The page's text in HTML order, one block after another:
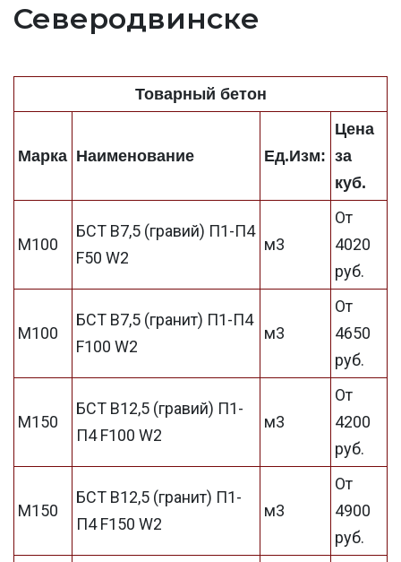
Северодвинске
Товарный бетон
Марка Наименование Ед.Изм:
Цена
за
куб.
М100
БСТ В7,5 (гравий) П1-П4
F50 W2
м3
От
4020
руб.
М100
БСТ В7,5 (гранит) П1-П4
F100 W2
м3
От
4650
руб.
М150
БСТ В12,5 (гравий) П1-
П4 F100 W2
м3
От
4200
руб.
М150
БСТ В12,5 (гранит) П1-
П4 F150 W2
м3
От
4900
руб.